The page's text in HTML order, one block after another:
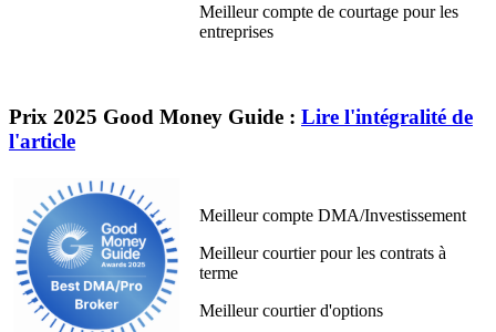
Meilleur compte de courtage pour les
entreprises
Prix 2025 Good Money Guide : Lire l'intégralité de
l'article
Meilleur compte DMA/Investissement
Meilleur courtier pour les contrats à
terme
Meilleur courtier d'options